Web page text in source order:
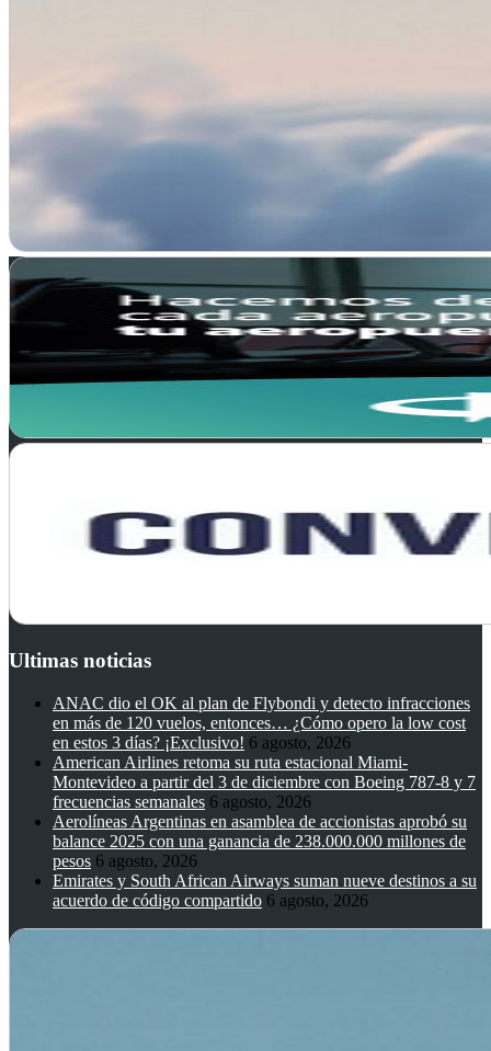
Ultimas noticias
ANAC dio el OK al plan de Flybondi y detecto infracciones
en más de 120 vuelos, entonces… ¿Cómo opero la low cost
en estos 3 días? ¡Exclusivo! 6 agosto, 2026
American Airlines retoma su ruta estacional Miami-
Montevideo a partir del 3 de diciembre con Boeing 787-8 y 7
frecuencias semanales 6 agosto, 2026
Aerolíneas Argentinas en asamblea de accionistas aprobó su
balance 2025 con una ganancia de 238.000.000 millones de
pesos 6 agosto, 2026
Emirates y South African Airways suman nueve destinos a su
acuerdo de código compartido 6 agosto, 2026